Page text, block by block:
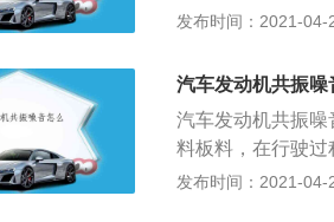
发生进气不足引
不足、剧烈抖动
过3-4万公里后点
作。
发布时间：2021-04-
汽车发动机共振
汽车发动机共振
料板料，在行驶
动声源，但是远
发布时间：2021-04-